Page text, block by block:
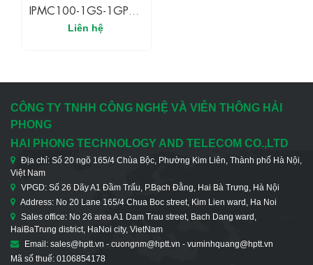
IPMC100-1GS-1GPOE
Bộ Chuyển Đổi Quang
Điện Công Nghiệp
Cổng SFP Gigabit
Liên hệ
CÔNG TY TNHH CÔNG NGHỆ VÀ VIỄN THÔNG HẢI
PHONG
HAI PHONG TECHNOLOGY AND TELECOM CO.,LTD
Địa chỉ: Số 20 ngõ 165/4 Chùa Bộc, Phường Kim Liên, Thành phố Hà Nội,
Việt Nam
VPGD: Số 26 Dãy A1 Đầm Trấu, P.Bạch Đằng, Hai Bà Trưng, Hà Nội
Address: No 20 Lane 165/4 Chua Boc street, Kim Lien ward, Ha Noi
Sales office: No 26 area A1 Dam Trau street, Bach Dang ward,
HaiBaTrung district, HaNoi city, VietNam
Email: sales@hptt.vn - cuongnm@hptt.vn - vuminhquang@hptt.vn
Mã số thuế: 0106854178